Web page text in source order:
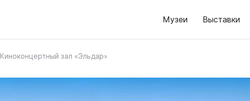
Музеи Выставки
Киноконцертный зал «Эльдар»